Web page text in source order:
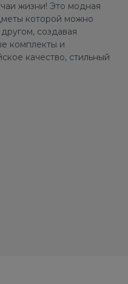
жизни! Это модная
которой можно
создавая
комплекты и
качество, стильный